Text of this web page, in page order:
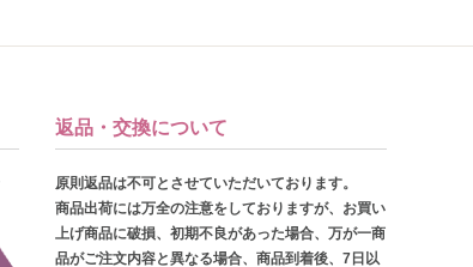
返品・交換について
原則返品は不可とさせていただいております。
商品出荷には万全の注意をしておりますが、お買い
上げ商品に破損、初期不良があった場合、万が一商
品がご注文内容と異なる場合、商品到着後、7日以